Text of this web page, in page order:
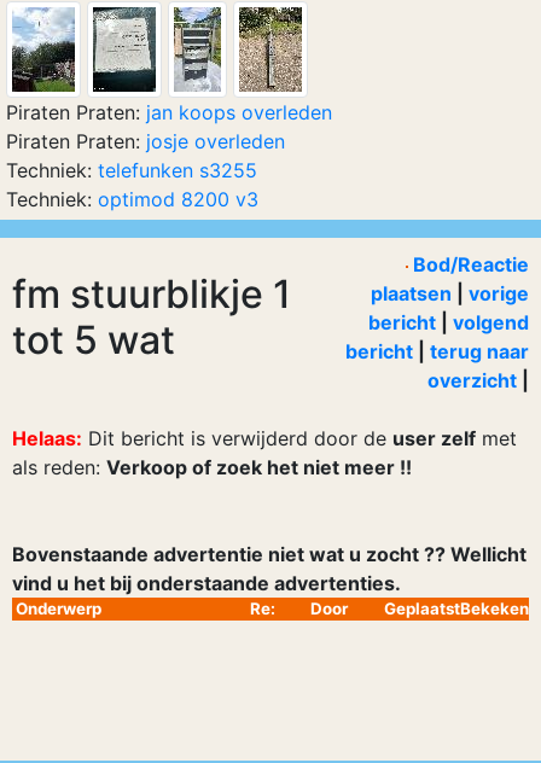
fm stuurblikje 1
tot 5 wat
Bod/Reactie
plaatsen
vorige
bericht
volgend
bericht
terug naar
overzicht
Helaas: Dit bericht is verwijderd door de user zelf met
als reden: Verkoop of zoek het niet meer !!
Bovenstaande advertentie niet wat u zocht ?? Wellicht
vind u het bij onderstaande advertenties.
Onderwerp Re: Door GeplaatstBekeken
Piraten Praten: jan koops overleden
Piraten Praten: josje overleden
Techniek: telefunken s3255
Techniek: optimod 8200 v3